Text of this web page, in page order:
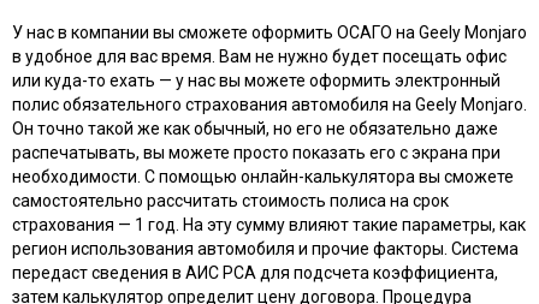
У нас в компании вы сможете оформить ОСАГО на Geely Monjaro
в удобное для вас время. Вам не нужно будет посещать офис
или куда-то ехать — у нас вы можете оформить электронный
полис обязательного страхования автомобиля на Geely Monjaro.
Он точно такой же как обычный, но его не обязательно даже
распечатывать, вы можете просто показать его с экрана при
необходимости. С помощью онлайн-калькулятора вы сможете
самостоятельно рассчитать стоимость полиса на срок
страхования — 1 год. На эту сумму влияют такие параметры, как
регион использования автомобиля и прочие факторы. Система
передаст сведения в АИС РСА для подсчета коэффициента,
затем калькулятор определит цену договора. Процедура